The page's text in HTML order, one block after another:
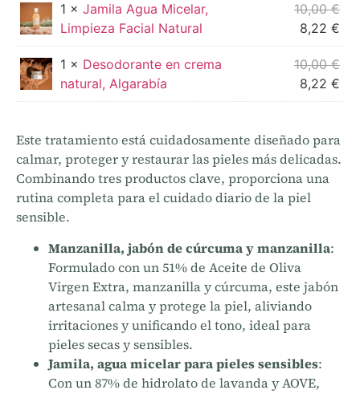
1 × Jamila Agua Micelar,
Limpieza Facial Natural
10,00€
8,22 €
1 × Desodorante en crema
natural, Algarabía
10,00€
8,22 €
Este tratamiento está cuidadosamente diseñado para
calmar, proteger y restaurar las pieles más delicadas.
Combinando tres productos clave, proporciona una
rutina completa para el cuidado diario de la piel
sensible.
Manzanilla, jabón de cúrcuma y manzanilla:
Formulado con un 51% de Aceite de Oliva
Virgen Extra, manzanilla y cúrcuma, este jabón
artesanal calma y protege la piel, aliviando
irritaciones y unificando el tono, ideal para
pieles secas y sensibles.
Jamila, agua micelar para pieles sensibles:
Con un 87% de hidrolato de lavanda y AOVE,